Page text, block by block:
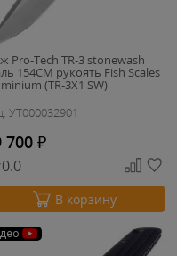
Pro-Tech TR-3 stonewash
154CM рукоять Fish Scales
(TR-3X1 SW)
УТ000032901
700 ₽
0.0
В корзину